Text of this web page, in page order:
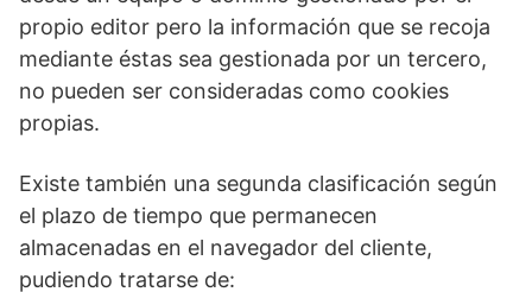
propio editor pero la información que se recoja
mediante éstas sea gestionada por un tercero,
no pueden ser consideradas como cookies
propias.
Existe también una segunda clasificación según
el plazo de tiempo que permanecen
almacenadas en el navegador del cliente,
pudiendo tratarse de: